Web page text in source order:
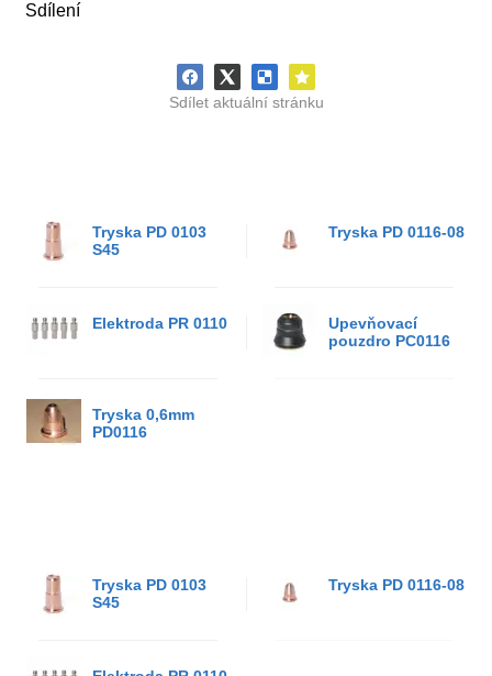
Sdílení
Sdílet aktuální stránku
Tryska PD 0103
S45
Tryska PD 0116-08
Elektroda PR 0110
Upevňovací
pouzdro PC0116
Tryska 0,6mm
PD0116
Tryska PD 0103
S45
Tryska PD 0116-08